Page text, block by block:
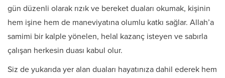
gün düzenli olarak rızık ve bereket duaları okumak, kişinin
hem işine hem de maneviyatına olumlu katkı sağlar. Allah’a
samimi bir kalple yönelen, helal kazanç isteyen ve sabırla
çalışan herkesin duası kabul olur.
Siz de yukarıda yer alan duaları hayatınıza dahil ederek hem